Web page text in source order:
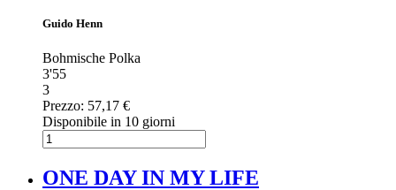
Guido Henn
Bohmische Polka
3'55
3
Prezzo: 57,17 €
Disponibile in 10 giorni
ONE DAY IN MY LIFE